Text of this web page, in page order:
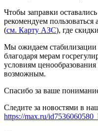
Чтобы заправки
рекомендуем
(см. Карту АЗС), где
Мы ожидаем
благодаря мерам
условиям ценообразования
возможным.
Спасибо за ваше
Следите за новостями в
https://max.ru/